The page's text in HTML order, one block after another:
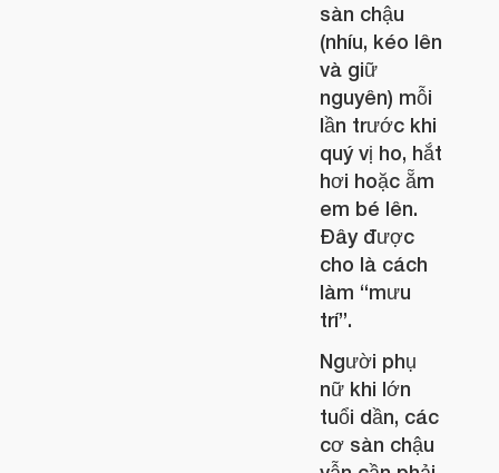
sàn chậu
(nhíu, kéo lên
và giữ
nguyên) mỗi
lần trước khi
quý vị ho, hắt
hơi hoặc ẵm
em bé lên.
Ðây được
cho là cách
làm “mưu
trí”.
Người phụ
nữ khi lớn
tuổi dần, các
cơ sàn chậu